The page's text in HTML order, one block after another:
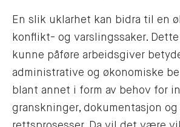
En slik uklarhet kan bidra til en
konflikt- og varslingssaker.
kunne påføre arbeidsgiver
administrative og økonomiske
blant annet i form av behov for
granskninger, dokumentasjon